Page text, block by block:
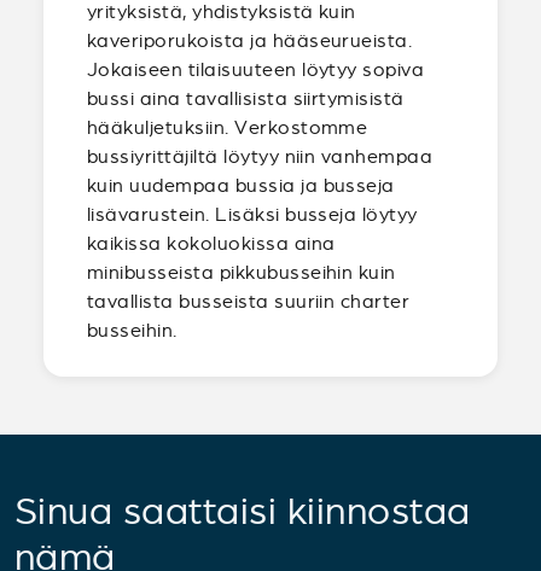
yrityksistä, yhdistyksistä kuin
kaveriporukoista ja hääseurueista.
Jokaiseen tilaisuuteen löytyy sopiva
bussi aina tavallisista siirtymisistä
hääkuljetuksiin. Verkostomme
bussiyrittäjiltä löytyy niin vanhempaa
kuin uudempaa bussia ja busseja
lisävarustein. Lisäksi busseja löytyy
kaikissa kokoluokissa aina
minibusseista pikkubusseihin kuin
tavallista busseista suuriin charter
busseihin.
Sinua saattaisi kiinnostaa
nämä